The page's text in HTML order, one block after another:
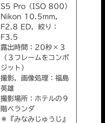
S5 Pro（ISO 800）
Nikon 10.5mm,
F2.8 ED，絞り：
F3.5
露出時間：20秒×３
（３フレームをコンポ
ジット）
撮影，画像処理：福島
英雄
撮影場所：ホテルの９
階ベランダ
＊『みなみじゅうじ』